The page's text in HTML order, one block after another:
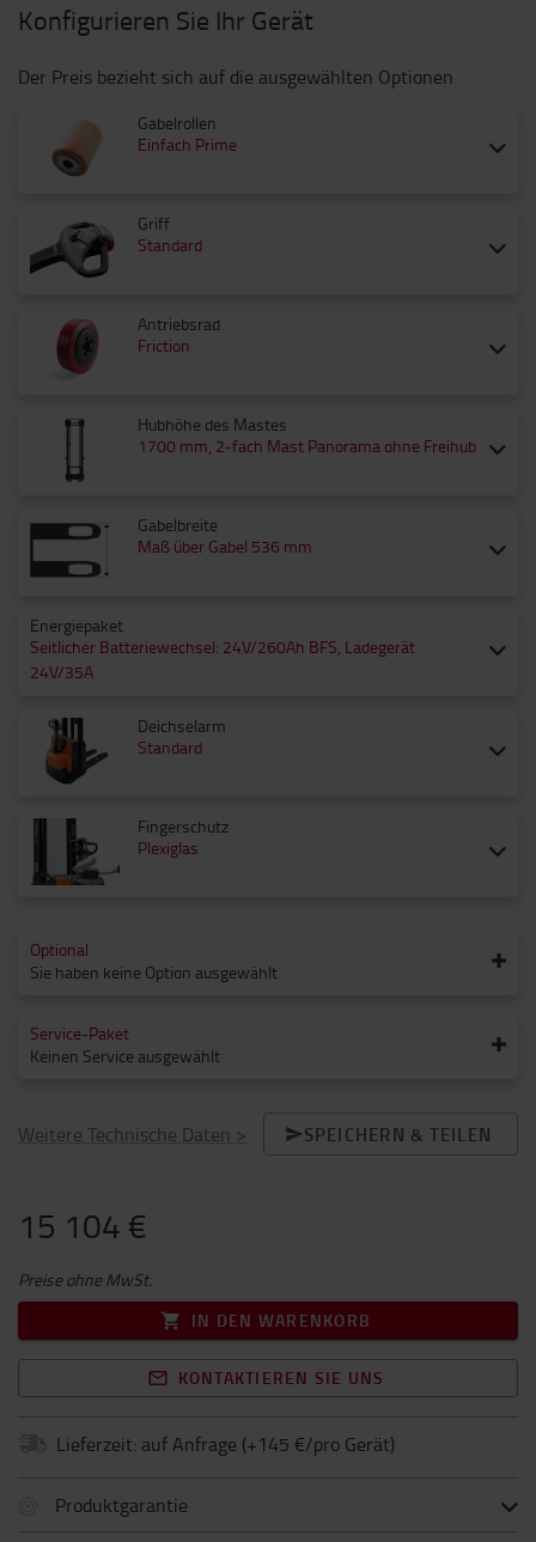
Konfigurieren Sie Ihr Gerät
Der Preis bezieht sich auf die ausgewählten Optionen
Gabelrollen
Einfach Prime
Griff
Standard
Antriebsrad
Friction
Hubhöhe des Mastes
1700 mm, 2-fach Mast Panorama ohne Freihub
Gabelbreite
Maß über Gabel 536 mm
Energiepaket
Seitlicher Batteriewechsel: 24V/260Ah BFS, Ladegerät
24V/35A
Deichselarm
Standard
Fingerschutz
Plexiglas
Optional
Sie haben keine Option ausgewählt
Service-Paket
Keinen Service ausgewählt
Weitere Technische Daten > SPEICHERN & TEILEN
15 104 €
Preise ohne MwSt.
IN DEN WARENKORB
KONTAKTIEREN SIE UNS
Lieferzeit: auf Anfrage (+145 €/pro Gerät)
Produktgarantie